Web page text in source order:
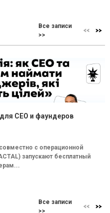
Все записи
>>
CEO и фаундеров
с операционной
запускают бесплатный
Все записи
>>